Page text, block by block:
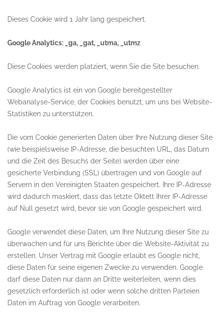
Dieses Cookie wird 1 Jahr lang gespeichert.
Google Analytics: _ga, _gat, _utma, _utmz
Diese Cookies werden platziert, wenn Sie die Site besuchen.
Google Analytics ist ein von Google bereitgestellter
Webanalyse-Service, der Cookies benutzt, um uns bei Website-
Statistiken zu unterstützen.
Die vom Cookie generierten Daten über Ihre Nutzung dieser Site
(wie beispielsweise IP-Adresse, die besuchten URL, das Datum
und die Zeit des Besuchs der Seite) werden über eine
gesicherte Verbindung (SSL) übertragen und von Google auf
Servern in den Vereinigten Staaten gespeichert. Ihre IP-Adresse
wird dadurch maskiert, dass das letzte Oktett Ihrer IP-Adresse
auf Null gesetzt wird, bevor sie von Google gespeichert wird.
Google verwendet diese Daten, um Ihre Nutzung dieser Site zu
überwachen und für uns Berichte über die Website-Aktivität zu
erstellen. Unser Vertrag mit Google erlaubt es Google nicht,
diese Daten für seine eigenen Zwecke zu verwenden. Google
darf diese Daten nur dann an Dritte weiterleiten, wenn dies
gesetzlich erforderlich ist oder wenn solche dritten Parteien
Daten im Auftrag von Google verarbeiten.